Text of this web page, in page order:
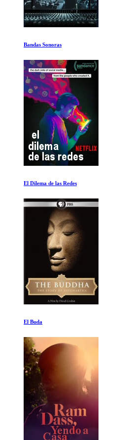
Life Cycles
Los Vikingos al Descubierto
Money Electric: El misterio del Bitcoin